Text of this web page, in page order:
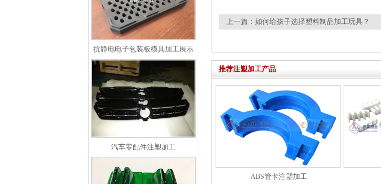
抗静电电子包装板模具加工展示
汽车零配件注塑加工
上一篇： 如何给孩子选择塑料制品加工玩具？
推荐注塑加工产品
ABS管卡注塑加工